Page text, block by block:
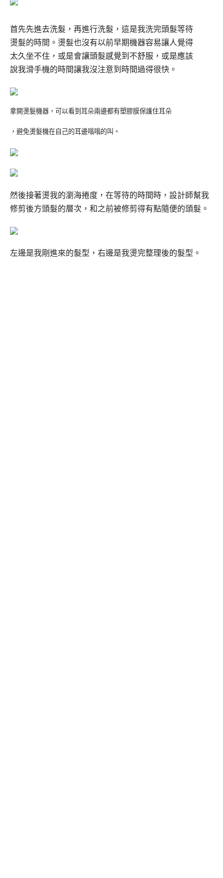
首先先進去洗髮，再進行洗髮，這是我洗完頭髮等待
燙髮的時間。 燙髮也沒有以前早期機器容易讓人覺得
太久坐不住，或是會讓頭髮感覺到不舒服，或是應該
說我滑手機的時間讓我沒注意到時間過得很快。
拿開燙髮機器，可以看到耳朵兩邊都有塑膠膜保護住耳朵
，避免燙髮機在自己的耳邊嗡嗡的叫。
然後接著燙我的瀏海捲度，在等待的時間時，設計師幫我
修剪後方頭髮的層次，和之前被修剪得有點隨便的頭髮。
左邊是我剛進來的髮型，右邊是我燙完整理後的髮型。